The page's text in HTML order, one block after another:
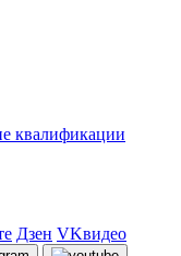
квалификации
Дзен VKвидео